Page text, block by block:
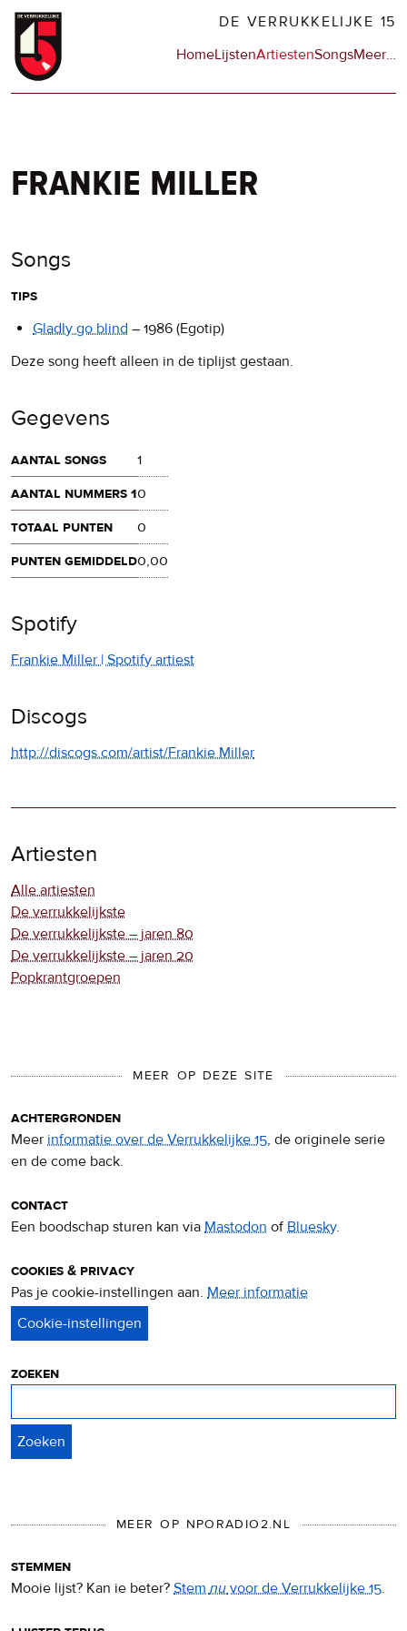
Overslaan
naar
DE VERRUKKELIJKE 15
Hoofdnavigatie
HomeLijstenArtiestenSongsMeerop
…
frankie miller
Songs
tips
Gladly go blind – 1986 (Egotip)
Deze song heeft alleen in de tiplijst gestaan.
Gegevens
aantal songs
1
aantal nummers 10
totaal punten
0
punten gemiddeld0,00
Spotify
Frankie Miller | Spotify artiest
Discogs
http://discogs.com/artist/Frankie Miller
Artiesten
Alle artiesten
De verrukkelijkste
De verrukkelijkste – jaren 80
De verrukkelijkste – jaren 20
Popkrantgroepen
MEER OP DEZE SITE
achtergronden
Meer informatie over de Verrukkelijke 15, de originele serie
en de come back.
contact
Een boodschap sturen kan via Mastodon ofBluesky.
cookies & privacy
Pas je cookie-instellingen aan. Meer informatie
zoeken
MEER OP NPORADIO2.NL
stemmen
Mooie lijst? Kan ie beter? Stemnuvoor de Verrukkelijke 15.